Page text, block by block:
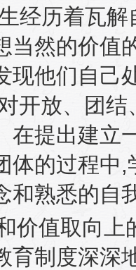
经历着瓦
当然的价值
现他们自己
开放、团
在提出建立
体的过程中,
和熟悉的自
价值取向上
育制度深深